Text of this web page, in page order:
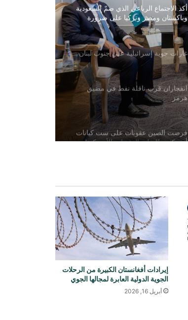
أكد الاجتماع الرباعي الذي ضمّ السعودية
وباكستان ومصر وتركيا على ضرورة
خفض حدة التوترات الإقليمية
غارات جوية إسرائيلية على جنوب لبنان
انفجاران قرب ناقلة نفط في مضيق
هرمز
فرضت الصين عقوبات على ست كيانات
أمريكية ردًا على العقوبات الأمريكية!
بسبب تقريرها عن مخزون الصواريخ
العسكرية
انفجار وحريق في منطقة جبل علي
الصناعية بدبي
غارة جوية سعودية على قاعدة جوية
شمال صنعاء
إيرادات أفغانستان الكبيرة من الرحلات
الجوية الدولية العابرة لمجالها الجوي
أبريل 16, 2026